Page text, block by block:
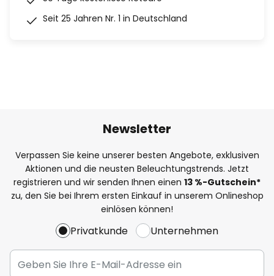
Seit 25 Jahren Nr. 1 in Deutschland
Newsletter
Verpassen Sie keine unserer besten Angebote, exklusiven
Aktionen und die neusten Beleuchtungstrends. Jetzt
registrieren und wir senden Ihnen einen 13 %-Gutschein*
zu, den Sie bei Ihrem ersten Einkauf in unserem Onlineshop
einlösen können!
Privatkunde Unternehmen